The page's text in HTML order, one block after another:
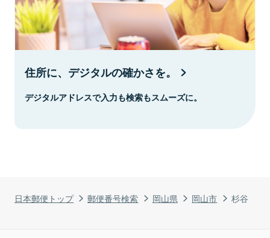
日本郵便トップ 郵便番号検索 岡山県 岡山市 杉谷
住所に、デジタルの確かさを。
デジタルアドレスで入力も検索もスムーズに。